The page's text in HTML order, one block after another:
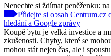
Nenechte si ždímat peněženku:
Přidejte si obsah
hledání a Google zprávy
Koupě bytu je velká investice a
zkušenosti. Chyby, které se
mohou stát nejen čas, ale i